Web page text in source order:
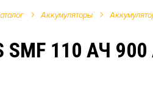
Аккумуляторы
SMF 110 АЧ